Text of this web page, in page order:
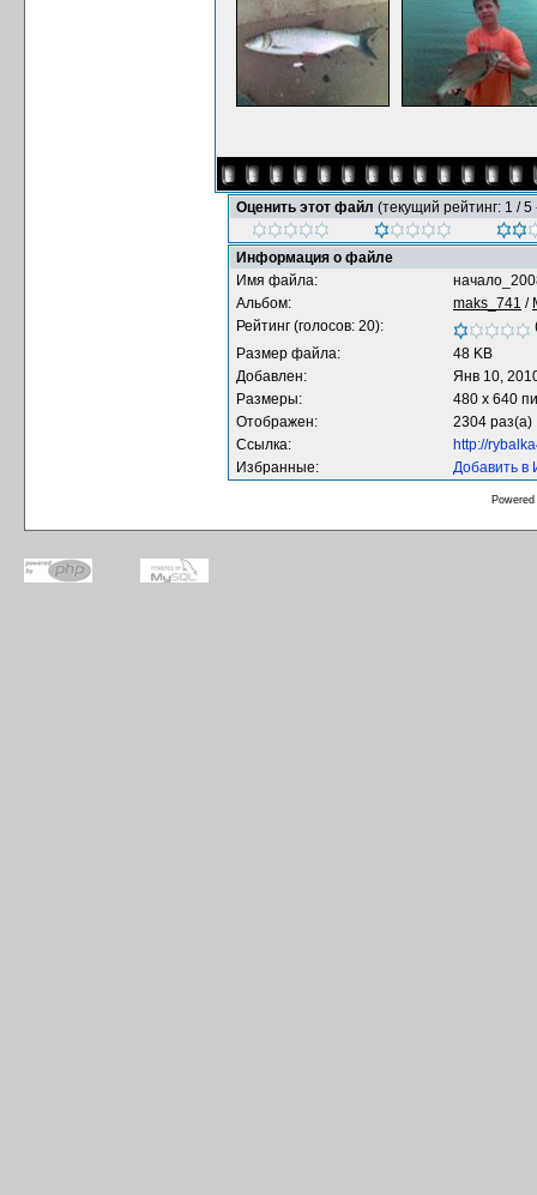
Оценить этот файл (текущий рейтинг: 1 / 5
Информация о файле
Имя файла:
Альбом:
maks_741 /
Рейтинг (голосов: 20):
Размер файла:
48 KB
Добавлен:
Янв 10,
Размеры:
480 x 640
Отображен:
2304 раз(а)
Ссылка:
http://
Избранные:
Добавить в